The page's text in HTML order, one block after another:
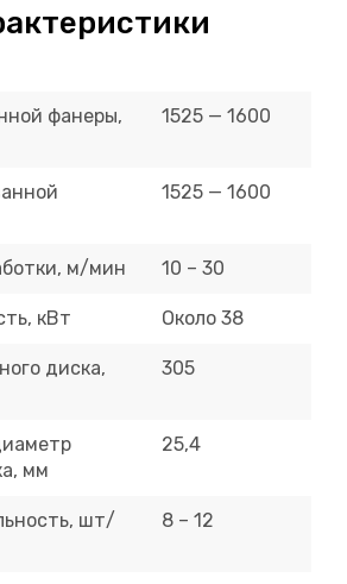
фанеры,
1525 — 1600
1525 — 1600
м/мин 10 – 30
кВт Около 38
диска,
305
мм
25,4
шт/
8 – 12